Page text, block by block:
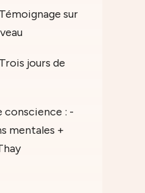
sur
jours de
conscience : -
mentales +